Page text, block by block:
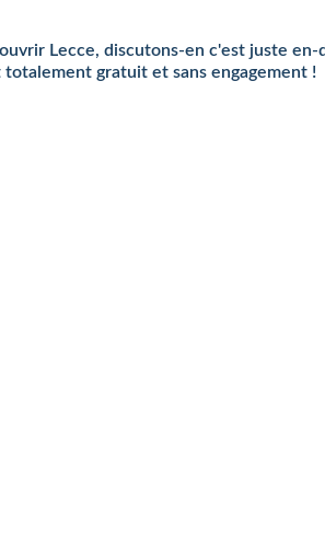
Lecce, discutons-en c'est juste en-
gratuit et sans engagement !